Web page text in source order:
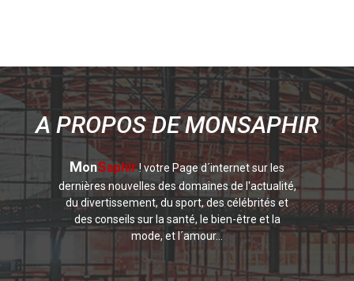
A PROPOS DE MONSAPHIR
MonSaphir! votre Page d´internet sur les
dernières nouvelles des domaines de l'actualité,
du divertissement, du sport, des célébrités et
des conseils sur la santé, le bien-être et la
mode, et l´amour...